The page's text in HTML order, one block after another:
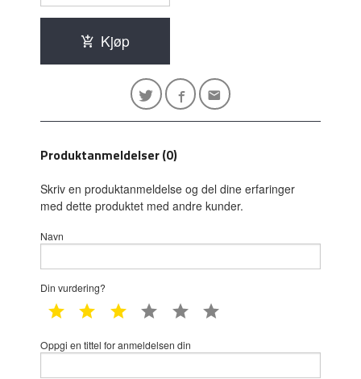
Kjøp
Produktanmeldelser (0)
Skriv en produktanmeldelse og del dine erfaringer
med dette produktet med andre kunder.
Navn
Din vurdering?
1 star 2 star 3 star 4 star 5 star
Oppgi en tittel for anmeldelsen din